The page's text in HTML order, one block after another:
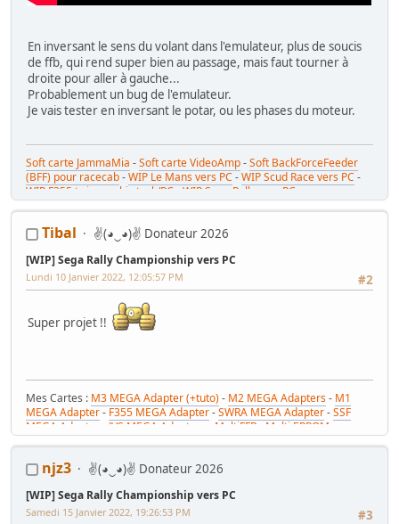
En inversant le sens du volant dans l'emulateur, plus de soucis
de ffb, qui rend super bien au passage, mais faut tourner à
droite pour aller à gauche...
Probablement un bug de l'emulateur.
Je vais tester en inversant le potar, ou les phases du moteur.
Soft carte JammaMia -Soft carte VideoAmp-Soft BackForceFeeder
(BFF) pour racecab-WIP Le Mans vers PC -WIP Scud Race vers PC -
WIP F355 twin combi stack/PC
WIP Sega Rally vers PC
Tibal ✌(◕‿◕)✌ Donateur 2026
[WIP] Sega Rally Championship vers PC
#2
Lundi 10 Janvier 2022, 12:05:57 PM
Super projet !!
Mes Cartes : M3 MEGA Adapter (+tuto) - M2 MEGA Adapters- M1
MEGA Adapter- F355 MEGA Adapter-SWRA MEGA Adapter-SSF
MEGA Adapter
JVS MEGA Adapters
MultiFFB : Multi EPROM pour
Driveboard SEGA-M2toM3-Coin Tower Mini-VR Button Panel
RaceCab Multi sur Initial D-Daytona 2 & Sega Rally 2 sur cab Scud
Mes WIP :Fast & Furious Super Bikes-Daytona USA 2 Twin
Crisis 4 DX-Pole Position Upright
njz3 ✌(◕‿◕)✌ Donateur 2026
[WIP] Sega Rally Championship vers PC
#3
Samedi 15 Janvier 2022, 19:26:53 PM